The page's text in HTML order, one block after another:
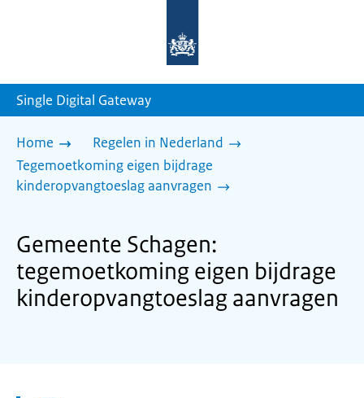
homepage
Single Digital Gateway
Home
Regelen in Nederland
Tegemoetkoming eigen bijdrage
kinderopvangtoeslag aanvragen
Gemeente Schagen:
tegemoetkoming eigen bijdrage
kinderopvangtoeslag aanvragen